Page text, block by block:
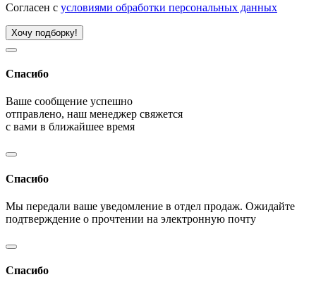
Согласен с условиями обработки персональных данных
Хочу подборку!
Спасибо
Ваше сообщение успешно
отправлено, наш менеджер свяжется
с вами в ближайшее время
Спасибо
Мы передали ваше уведомление в отдел продаж. Ожидайте
подтверждение о прочтении на электронную почту
Спасибо